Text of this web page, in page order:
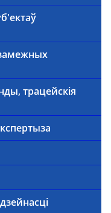
трацейскія